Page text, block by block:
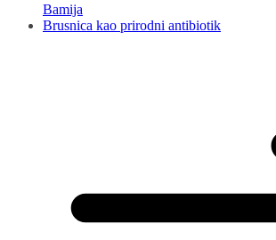
Bamija
Brusnica kao prirodni antibiotik